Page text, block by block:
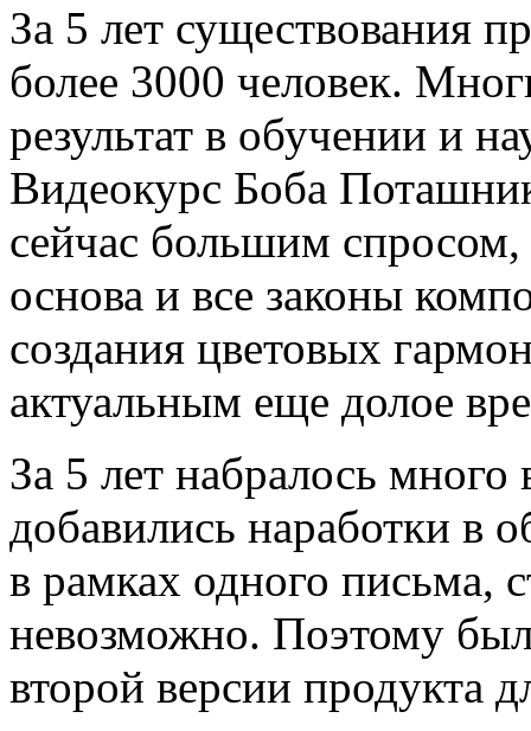
За 5 лет существования
более 3000 человек.
результат в обучении и
Видеокурс Боба
сейчас большим спросом,
основа и все законы
создания цветовых
актуальным еще долое
За 5 лет набралось много
добавились наработки в
в рамках одного письма,
невозможно. Поэтому
второй версии продукта